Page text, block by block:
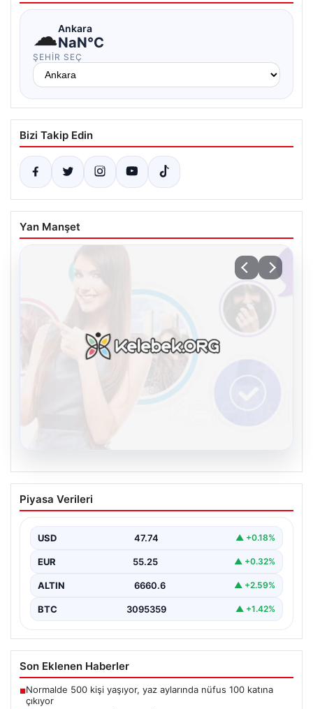
☁Ankara
NaN°C
ŞEHIR SEÇ
Bizi Takip Edin
Yan Manşet
Kelebek chat adresi İle Dijital İletişimin
Sertifikalı Adresi Ve Muhabbet
İnternet çağında bireylerin güvenli bir tarzda irtibat
Piyasa Verileri
USD 47.74 ▲ +0.18%
EUR 55.25 ▲ +0.32%
ALTIN 6660.6 ▲ +2.59%
BTC 3095359 ▲ +1.42%
Son Eklenen Haberler
■Normalde 500 kişi yaşıyor, yaz aylarında nüfus 100 katına
çıkıyor